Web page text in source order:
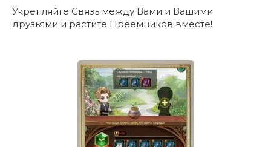
Укрепляйте Связь между Вами и Вашими
друзьями и растите Преемников вместе!